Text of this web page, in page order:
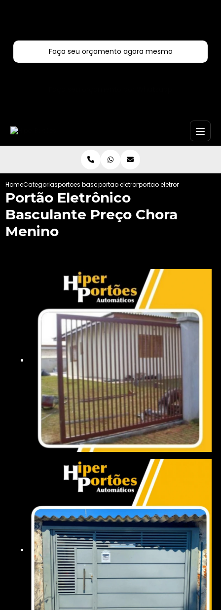
Faça seu orçamento agora mesmo
HomeCategoriasportoes basculanteportao eletronico basculante
portao eletronico
Portão Eletrônico
Basculante Preço Chora
Menino